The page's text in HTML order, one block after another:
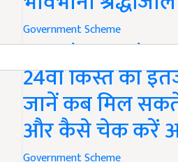
Government Scheme
PM Kisan
24वीं किस्त का
जानें कब मिल
और कैसे चेक करें
Government Scheme